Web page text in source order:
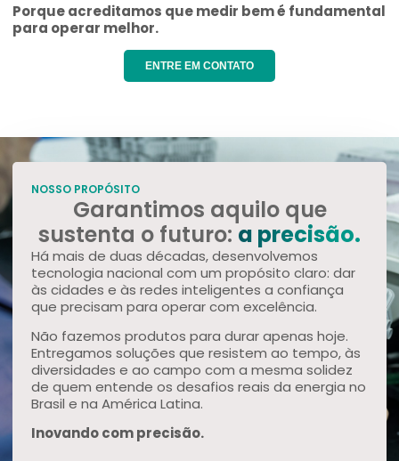
Porque acreditamos que medir bem é fundamental
para operar melhor.
ENTRE EM CONTATO
NOSSO PROPÓSITO
Garantimos aquilo que
sustenta o futuro: a precisão.
Há mais de duas décadas, desenvolvemos
tecnologia nacional com um propósito claro: dar
às cidades e às redes inteligentes a confiança
que precisam para operar com excelência.
Não fazemos produtos para durar apenas hoje.
Entregamos soluções que resistem ao tempo, às
diversidades e ao campo com a mesma solidez
de quem entende os desafios reais da energia no
Brasil e na América Latina.
Inovando com precisão.